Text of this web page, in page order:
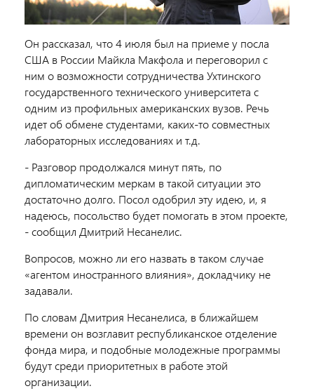
Он рассказал, что 4 июля был на приеме у посла
США в России Майкла Макфола и переговорил с
ним о возможности сотрудничества Ухтинского
государственного технического университета с
одним из профильных американских вузов. Речь
идет об обмене студентами, каких-то совместных
лабораторных исследованиях и т.д.
- Разговор продолжался минут пять, по
дипломатическим меркам в такой ситуации это
достаточно долго. Посол одобрил эту идею, и, я
надеюсь, посольство будет помогать в этом проекте,
- сообщил Дмитрий Несанелис.
Вопросов, можно ли его назвать в таком случае
«агентом иностранного влияния», докладчику не
задавали.
По словам Дмитрия Несанелиса, в ближайшем
времени он возглавит республиканское отделение
фонда мира, и подобные молодежные программы
будут среди приоритетных в работе этой
организации.